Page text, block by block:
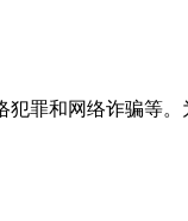
罪和网络诈骗等